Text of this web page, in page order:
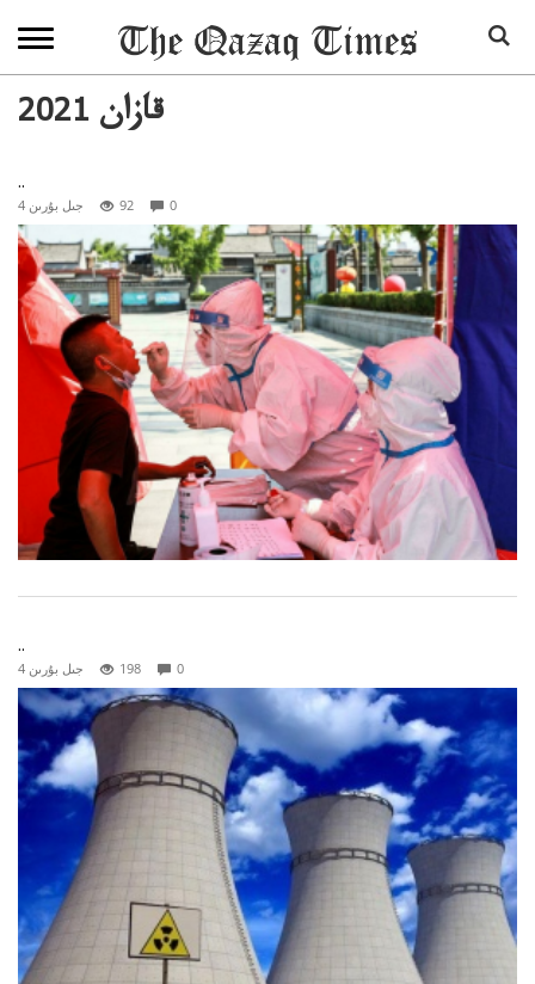
2021 قازان
..
4 جىل بۇرىن 92 0
..
4 جىل بۇرىن 198 0